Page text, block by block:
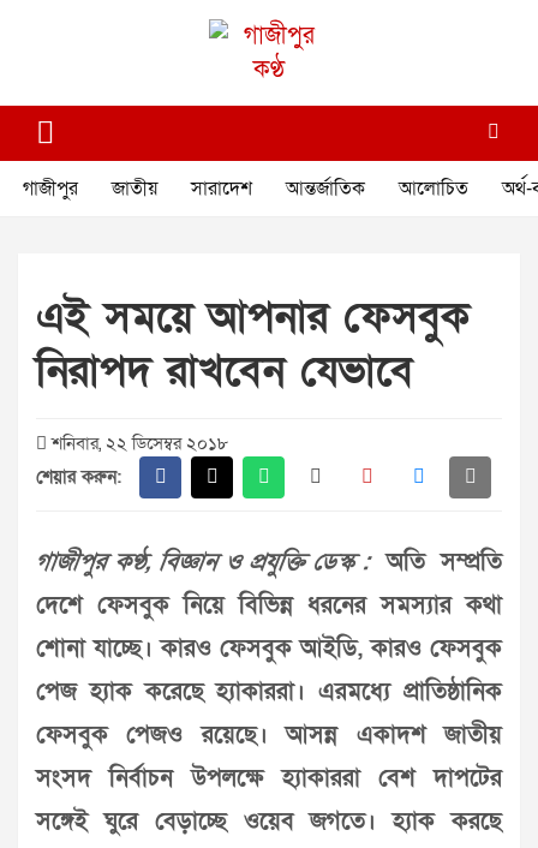
গাজীপুর কণ্ঠ
গাজীপুর জাতীয় সারাদেশ আন্তর্জাতিক আলোচিত অর্থ-
এই সময়ে আপনার ফেসবুক
নিরাপদ রাখবেন যেভাবে
শনিবার, ২২ ডিসেম্বর ২০১৮
শেয়ার করুন:
গাজীপুর কণ্ঠ, বিজ্ঞান ও প্রযুক্তি ডেস্ক :অতি সম্প্রতি
দেশে ফেসবুক নিয়ে বিভিন্ন ধরনের সমস্যার কথা
শোনা যাচ্ছে। কারও ফেসবুক আইডি, কারও ফেসবুক
পেজ হ্যাক করেছে হ্যাকাররা। এরমধ্যে প্রাতিষ্ঠানিক
ফেসবুক পেজও রয়েছে। আসন্ন একাদশ জাতীয়
সংসদ নির্বাচন উপলক্ষে হ্যাকাররা বেশ দাপটের
সঙ্গেই ঘুরে বেড়াচ্ছে ওয়েব জগতে। হ্যাক করছে